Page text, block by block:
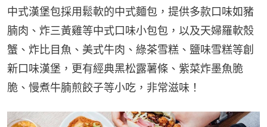
中式漢堡包採用鬆軟的中式麵包，提供多款口味如豬
腩肉、炸三黃雞等中式口味小包包，以及天婦羅軟殼
蟹、炸比目魚、美式牛肉、綠茶雪糕、鹽味雪糕等創
新口味漢堡，更有經典黑松露薯條、紫菜炸墨魚脆
脆、慢煮牛腩煎餃子等小吃，非常滋味！